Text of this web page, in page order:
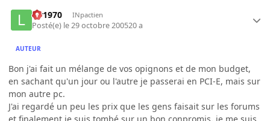
lar1970 INpactien
Posté(e) le 29 octobre 200520 a
AUTEUR
Bon j'ai fait un mélange de vos opignons et de mon budget,
en sachant qu'un jour ou l'autre je passerai en PCI-E, mais sur
mon autre pc.
J'ai regardé un peu les prix que les gens faisait sur les forums